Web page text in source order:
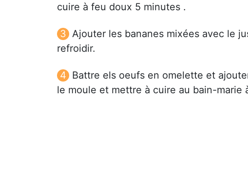
cuire à feu doux 5 minutes .
Ajouter les bananes mixées avec le
refroidir.
Battre els oeufs en omelette et
le moule et mettre à cuire au bain-marie